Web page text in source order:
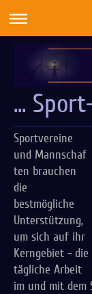
...
Sportvereine
und Mannschaf
ten brauchen
die
bestmögliche
Unterstützung,
um sich auf ihr
Kerngebiet - die
tägliche Arbeit
im und mit